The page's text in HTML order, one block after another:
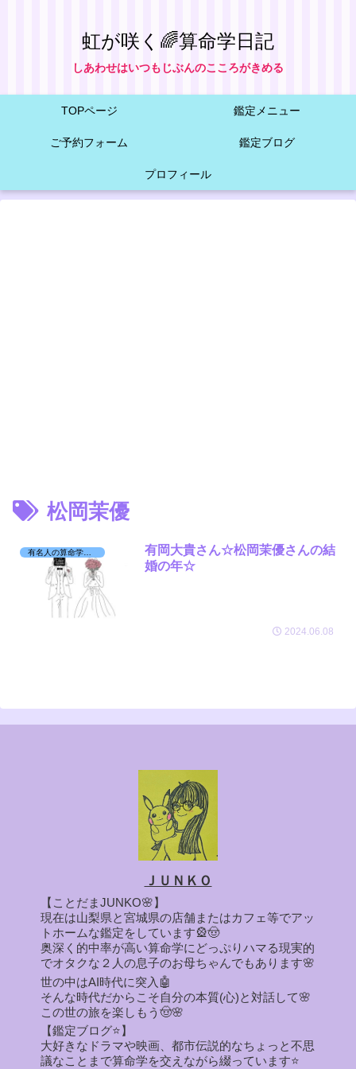
虹が咲く🌈算命学日記
しあわせはいつもじぶんのこころがきめる
TOPページ 鑑定メニュー
ご予約フォーム 鑑定ブログ
プロフィール
松岡茉優
有名人の算命学日記☆
有岡大貴さん☆松岡茉優さんの結
婚の年☆
2024.06.08
ＪＵＮＫＯ
【ことだまJUNKO🌸】
現在は山梨県と宮城県の店舗またはカフェ等でアッ
トホームな鑑定をしています🎡🤠
奥深く的中率が高い算命学にどっぷりハマる現実的
でオタクな２人の息子のお母ちゃんでもあります🌸
世の中はAI時代に突入🤖
そんな時代だからこそ自分の本質(心)と対話して🌸
この世の旅を楽しもう🤠🌸
【鑑定ブログ⭐】
大好きなドラマや映画、都市伝説的なちょっと不思
議なことまで算命学を交えながら綴っています⭐